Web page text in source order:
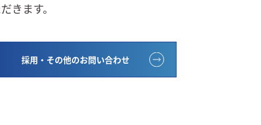
きます。
採用・その他のお問い合わせ